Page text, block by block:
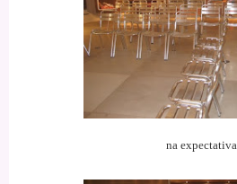
na expectativa